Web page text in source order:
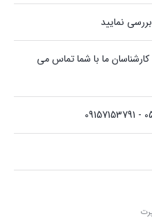
نمایید
ما با شما تماس می